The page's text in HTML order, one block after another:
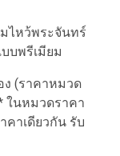
หว้พระจันทร์
บพรีเมียม
(ราคาหมวด
ในหมวดราคา
คาเดียวกัน รับ